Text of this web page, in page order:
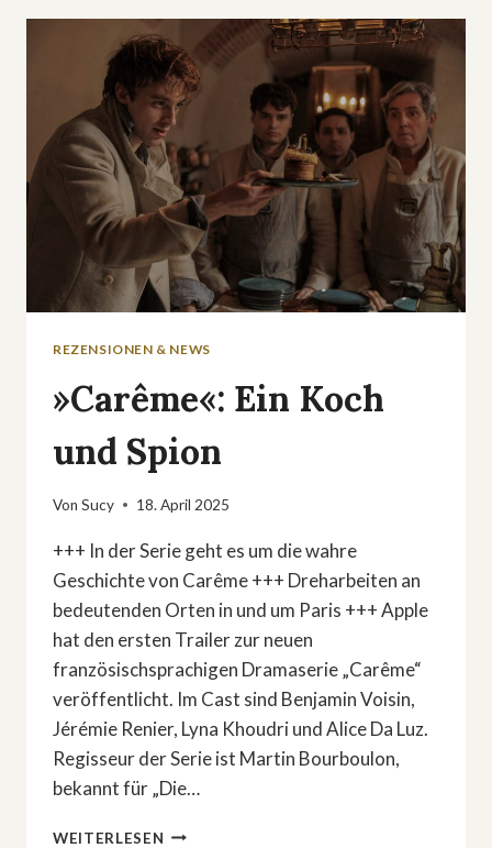
DIE
WAHRE
GESCHICHTE
DER
DROGENSCHMUGGLER
REZENSIONEN & NEWS
»Carême«: Ein Koch
und Spion
Von Sucy 18. April 2025
+++ In der Serie geht es um die wahre
Geschichte von Carême +++ Dreharbeiten an
bedeutenden Orten in und um Paris +++ Apple
hat den ersten Trailer zur neuen
französischsprachigen Dramaserie „Carême“
veröffentlicht. Im Cast sind Benjamin Voisin,
Jérémie Renier, Lyna Khoudri und Alice Da Luz.
Regisseur der Serie ist Martin Bourboulon,
bekannt für „Die…
WEITERLESEN »CARÊME«: